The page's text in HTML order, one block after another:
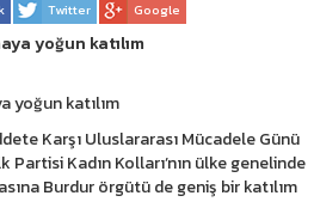
Twitter Google
yoğun katılım
yoğun katılım
Karşı Uluslararası Mücadele Günü
Partisi Kadın Kolları’nın ülke genelinde
Burdur örgütü de geniş bir katılım